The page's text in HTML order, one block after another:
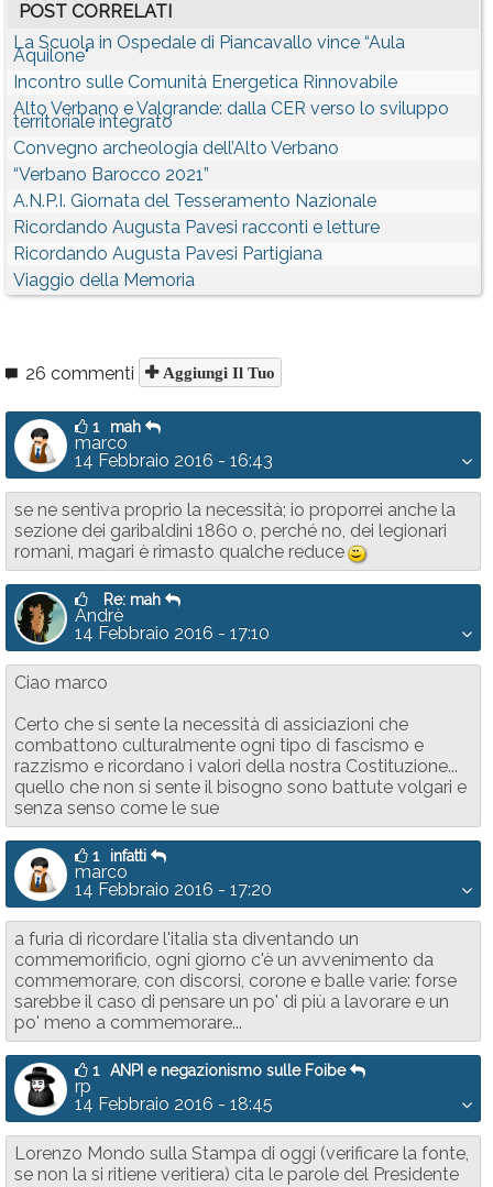
POST CORRELATI
La Scuola in Ospedale di Piancavallo vince “Aula
Aquilone"
Incontro sulle Comunità Energetica Rinnovabile
Alto Verbano e Valgrande: dalla CER verso lo sviluppo
territoriale integrato
Convegno archeologia dell’Alto Verbano
“Verbano Barocco 2021”
A.N.P.I. Giornata del Tesseramento Nazionale
Ricordando Augusta Pavesi racconti e letture
Ricordando Augusta Pavesi Partigiana
Viaggio della Memoria
26 commenti Aggiungi Il Tuo
1 mah
marco
14 Febbraio 2016 - 16:43
se ne sentiva proprio la necessità; io proporrei anche la
sezione dei garibaldini 1860 o, perché no, dei legionari
romani, magari è rimasto qualche reduce ;)
Re: mah
Andrè
14 Febbraio 2016 - 17:10
Ciao marco
Certo che si sente la necessità di assiciazioni che
combattono culturalmente ogni tipo di fascismo e
razzismo e ricordano i valori della nostra Costituzione...
quello che non si sente il bisogno sono battute volgari e
senza senso come le sue
1 infatti
marco
14 Febbraio 2016 - 17:20
a furia di ricordare l'italia sta diventando un
commemorificio, ogni giorno c'è un avvenimento da
commemorare, con discorsi, corone e balle varie: forse
sarebbe il caso di pensare un po' di più a lavorare e un
po' meno a commemorare...
1 ANPI e negazionismo sulle Foibe
rp
14 Febbraio 2016 - 18:45
Lorenzo Mondo sulla Stampa di oggi (verificare la fonte,
se non la si ritiene veritiera) cita le parole del Presidente